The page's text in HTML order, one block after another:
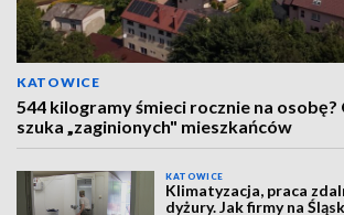
KATOWICE
544 kilogramy śmieci rocznie na
szuka „zaginionych" mieszkańców
KATOWICE
Klimatyzacja, praca
dyżury. Jak firmy na